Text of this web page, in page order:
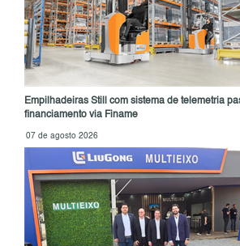
Empilhadeiras Still com sistema de telemetria
financiamento via Finame
07 de agosto 2026